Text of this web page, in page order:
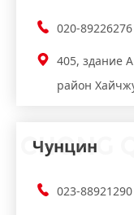
020-89226276
405, здание
район
Чунцин
CHONG
023-88921290